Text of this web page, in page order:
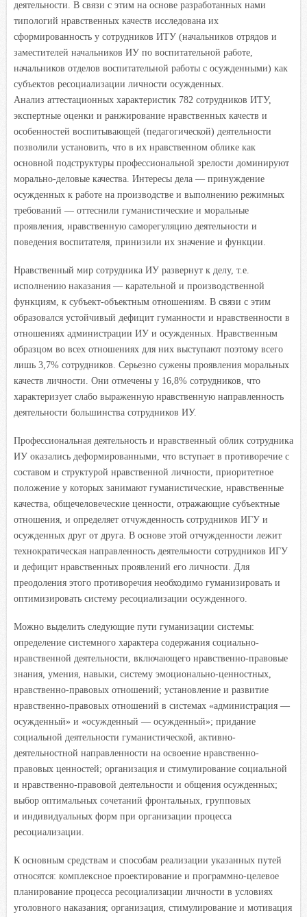
деятельности. В связи с этим на основе разработанных нами
типологий нравственных качеств исследована их
сформированность у сотрудников ИТУ (начальников отрядов и
заместителей начальников ИУ по воспитательной работе,
начальников отделов воспитательной работы с осужденными) как
субъектов ресоциализации личности осужденных.
Анализ аттестационных характеристик 782 сотрудников ИТУ,
экспертные оценки и ранжирование нравственных качеств и
особенностей воспитывающей (педагогической) деятельности
позволили установить, что в их нравственном облике как
основной подструктуры профессиональной зрелости доминируют
морально-деловые качества. Интересы дела — принуждение
осужденных к работе на производстве и выполнению режимных
требований — оттеснили гуманистические и моральные
проявления, нравственную саморегуляцию деятельности и
поведения воспитателя, принизили их значение и функции.
Нравственный мир сотрудника ИУ развернут к делу, т.е.
исполнению наказания — карательной и производственной
функциям, к субъект-объектным отношениям. В связи с этим
образовался устойчивый дефицит гуманности и нравственности в
отношениях администрации ИУ и осужденных. Нравственным
образцом во всех отношениях для них выступают поэтому всего
лишь 3,7% сотрудников. Серьезно сужены проявления моральных
качеств личности. Они отмечены у 16,8% сотрудников, что
характеризует слабо выраженную нравственную направленность
деятельности большинства сотрудников ИУ.
Профессиональная деятельность и нравственный облик сотрудника
ИУ оказались деформированными, что вступает в противоречие с
составом и структурой нравственной личности, приоритетное
положение у которых занимают гуманистические, нравственные
качества, общечеловеческие ценности, отражающие субъектные
отношения, и определяет отчужденность сотрудников ИГУ и
осужденных друг от друга. В основе этой отчужденности лежит
технократическая направленность деятельности сотрудников ИГУ
и дефицит нравственных проявлений его личности. Для
преодоления этого противоречия необходимо гуманизировать и
оптимизировать систему ресоциализации осужденного.
Можно выделить следующие пути гуманизации системы:
определение системного характера содержания социально-
нравственной деятельности, включающего нравственно-правовые
знания, умения, навыки, систему эмоционально-ценностных,
нравственно-правовых отношений; установление и развитие
нравственно-правовых отношений в системах «администрация —
осужденный» и «осужденный — осужденный»; придание
социальной деятельности гуманистической, активно-
деятельностной направленности на освоение нравственно-
правовых ценностей; организация и стимулирование социальной
и нравственно-правовой деятельности и общения осужденных;
выбор оптимальных сочетаний фронтальных, групповых
и индивидуальных форм при организации процесса
ресоциализации.
К основным средствам и способам реализации указанных путей
относятся: комплексное проектирование и программно-целевое
планирование процесса ресоциализации личности в условиях
уголовного наказания; организация, стимулирование и мотивация